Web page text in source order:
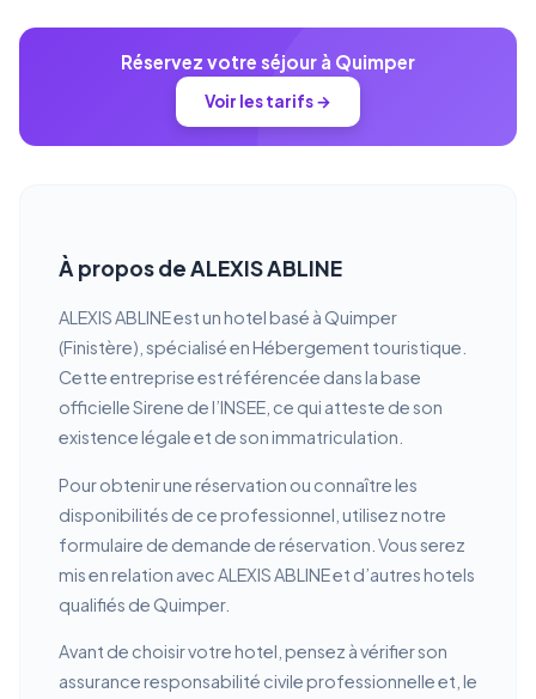
Réservez votre séjour à Quimper
Voir les tarifs →
À propos de ALEXIS ABLINE
ALEXIS ABLINE est un hotel basé à Quimper
(Finistère), spécialisé en Hébergement touristique.
Cette entreprise est référencée dans la base
officielle Sirene de l’INSEE, ce qui atteste de son
existence légale et de son immatriculation.
Pour obtenir une réservation ou connaître les
disponibilités de ce professionnel, utilisez notre
formulaire de demande de réservation. Vous serez
mis en relation avec ALEXIS ABLINE et d’autres hotels
qualifiés de Quimper.
Avant de choisir votre hotel, pensez à vérifier son
assurance responsabilité civile professionnelle et, le